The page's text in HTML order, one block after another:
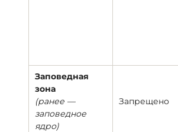
Заповедная
зона
(ранее —
заповедное
ядро)
Запрещено